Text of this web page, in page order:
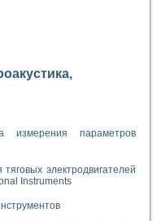
измерения параметров
электродвигателей
Instruments